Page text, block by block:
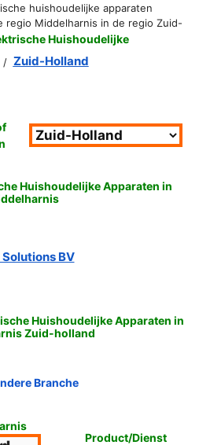
huishoudelijke apparaten
regio Middelharnis in de regio Zuid-
Huishoudelijke
/ Zuid-Holland
Huishoudelijke Apparaten in
BV
Huishoudelijke Apparaten in
Zuid-holland
Branche
Product/Dienst